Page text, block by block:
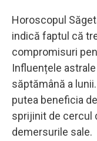
Horoscopul
indică faptul că
compromisuri
Influențele
săptămână a
putea beneficia
sprijinit de cercul
demersurile sale.